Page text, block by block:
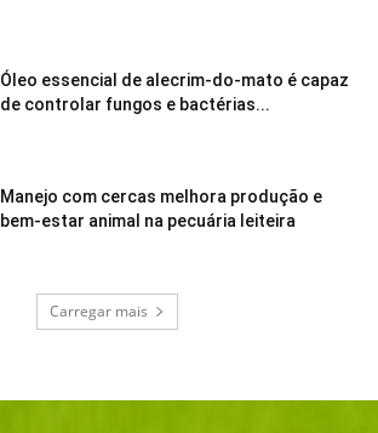
Óleo essencial de alecrim-do-mato é capaz
de controlar fungos e bactérias...
Manejo com cercas melhora produção e
bem-estar animal na pecuária leiteira
Carregar mais